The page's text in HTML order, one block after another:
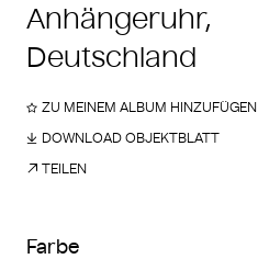
Anhängeruhr,
Deutschland
ZU MEINEM ALBUM HINZUFÜGEN
DOWNLOAD OBJEKTBLATT
TEILEN
Farbe